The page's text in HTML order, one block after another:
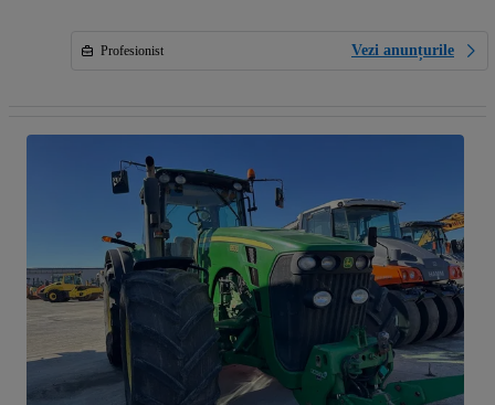
Profesionist Vezi anunțurile